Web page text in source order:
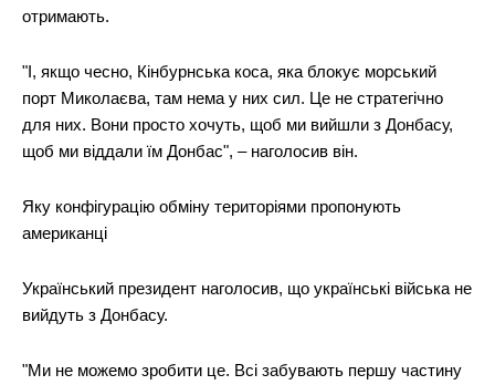
отримають.
"І, якщо чесно, Кінбурнська коса, яка блокує морський
порт Миколаєва, там нема у них сил. Це не стратегічно
для них. Вони просто хочуть, щоб ми вийшли з Донбасу,
щоб ми віддали їм Донбас", – наголосив він.
Яку конфігурацію обміну територіями пропонують
американці
Український президент наголосив, що українські війська не
вийдуть з Донбасу.
"Ми не можемо зробити це. Всі забувають першу частину